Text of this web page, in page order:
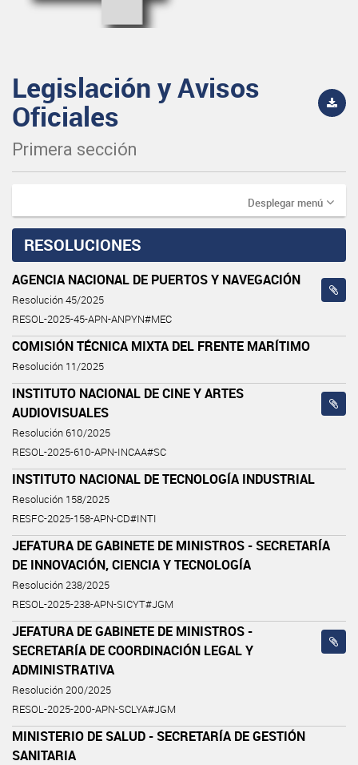
Legislación y Avisos
Oficiales
Primera sección
Desplegar menú
RESOLUCIONES
AGENCIA NACIONAL DE PUERTOS Y NAVEGACIÓN
Resolución 45/2025
RESOL-2025-45-APN-ANPYN#MEC
COMISIÓN TÉCNICA MIXTA DEL FRENTE MARÍTIMO
Resolución 11/2025
INSTITUTO NACIONAL DE CINE Y ARTES
AUDIOVISUALES
Resolución 610/2025
RESOL-2025-610-APN-INCAA#SC
INSTITUTO NACIONAL DE TECNOLOGÍA INDUSTRIAL
Resolución 158/2025
RESFC-2025-158-APN-CD#INTI
JEFATURA DE GABINETE DE MINISTROS - SECRETARÍA
DE INNOVACIÓN, CIENCIA Y TECNOLOGÍA
Resolución 238/2025
RESOL-2025-238-APN-SICYT#JGM
JEFATURA DE GABINETE DE MINISTROS -
SECRETARÍA DE COORDINACIÓN LEGAL Y
ADMINISTRATIVA
Resolución 200/2025
RESOL-2025-200-APN-SCLYA#JGM
MINISTERIO DE SALUD - SECRETARÍA DE GESTIÓN
SANITARIA